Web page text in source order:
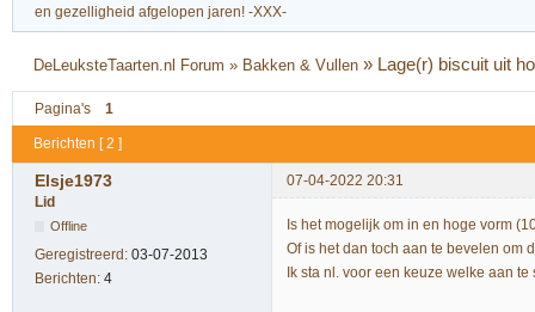
en gezelligheid afgelopen jaren! -XXX-
DeLeuksteTaarten.nl Forum » Bakken & Vullen » Lage(r) biscuit uit
Pagina's 1
Berichten [ 2 ]
Elsje1973
07-04-2022 20:31
Lid
Offline
Geregistreerd: 03-07-2013
Berichten: 4
Is het mogelijk om in en hoge vorm
Of is het dan toch aan te bevelen om
Ik sta nl. voor een keuze welke aan